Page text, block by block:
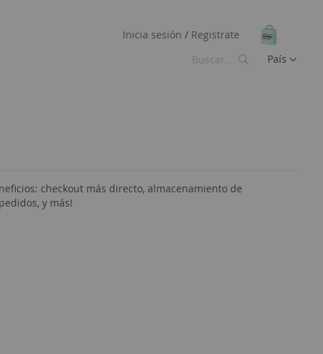
Inicia sesión Registrate
Idioma
País
checkout más directo, almacenamiento de
y más!